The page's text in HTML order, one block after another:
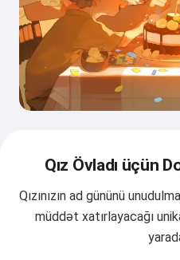
Qız Övladı üçün
Qızınızın ad gününü
müddət xatırlayacağı